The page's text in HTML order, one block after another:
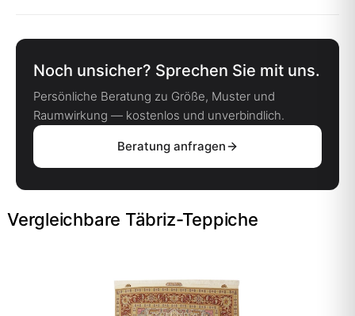
Noch unsicher? Sprechen Sie mit uns.
Persönliche Beratung zu Größe, Muster und
Raumwirkung — kostenlos und unverbindlich.
Beratung anfragen
Vergleichbare Täbriz-Teppiche